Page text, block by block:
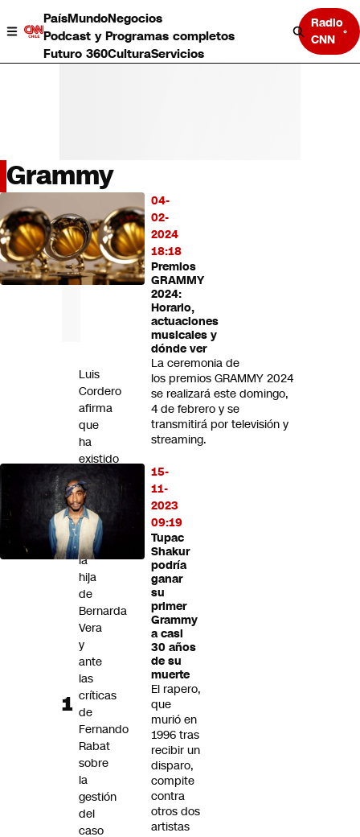
PaísMundoNegocios
Podcast y Programas completos
Futuro 360CulturaServicios
Radio
CNN
País
Mundo
Negocios
Deportes
Programas completos
Cultura
Grammy
04-
02-
2024
18:18
Premios
GRAMMY
2024:
Horario,
actuaciones
musicales y
dónde ver
La ceremonia de
los premios GRAMMY 2024
se realizará este domingo,
4 de febrero y se
transmitirá por televisión y
streaming.
15-
11-
2023
09:19
Tupac
Shakur
podría
ganar
su
primer
Grammy
a casi
30 años
de su
muerte
El rapero,
que
murió en
1996 tras
recibir un
disparo,
compite
contra
otros dos
artistas
MÁS
LEÍDO
Luis
Cordero
afirma
que
ha
existido
una
"falta
de
humanidad"
con
la
hija
de
Bernarda
Vera
y
ante
las
críticas
de
Fernando
Rabat
sobre
la
gestión
del
caso